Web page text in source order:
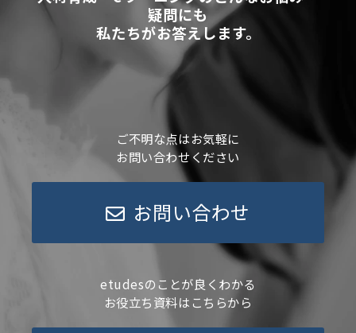
疑問にも
私たちがお答えします。
ご不明な点はお気軽に
お問い合わせください
お問い合わせ
etudesのことが良くわかる
お役立ち資料はこちらから